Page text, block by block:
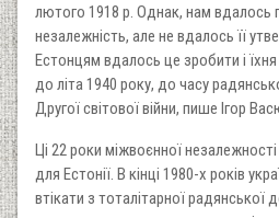
лютого 1918 р. Однак, нам вдалось
незалежність, але не вдалось її
Естонцям вдалось це зробити і
до літа 1940 року, до часу
Другої світової війни, пише Ігор
Ці 22 роки міжвоєнної
для Естонії. В кінці 1980-х років
втікати з тоталітарної радянської